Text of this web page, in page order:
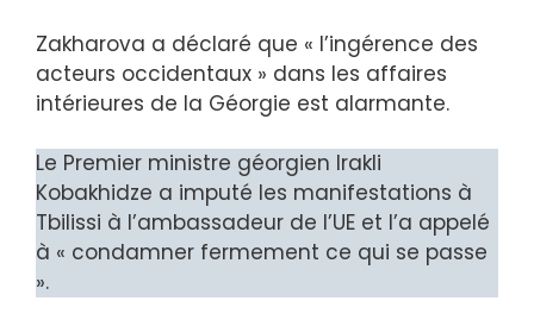
Zakharova a déclaré que « l’ingérence des
acteurs occidentaux » dans les affaires
intérieures de la Géorgie est alarmante.
Le Premier ministre géorgien Irakli
Kobakhidze a imputé les manifestations à
Tbilissi à l’ambassadeur de l’UE et l’a appelé
à « condamner fermement ce qui se passe
».